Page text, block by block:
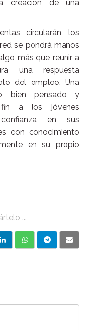
creación de una
circularán, los
se pondrá manos
más que reunir a
una respuesta
del empleo. Una
bien pensado y
fin a los jóvenes
en sus
con conocimiento
en su propio
...